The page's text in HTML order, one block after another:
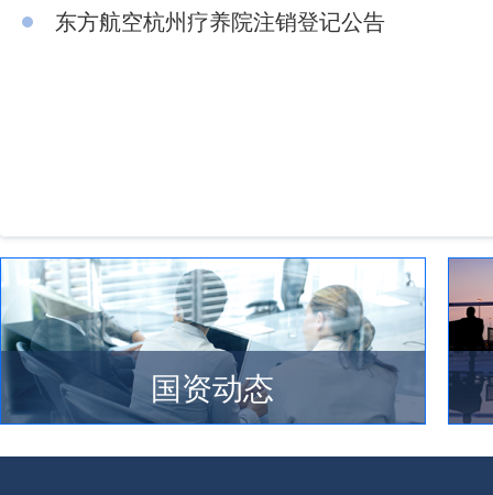
东方航空杭州疗养院注销登记公告
国资动态